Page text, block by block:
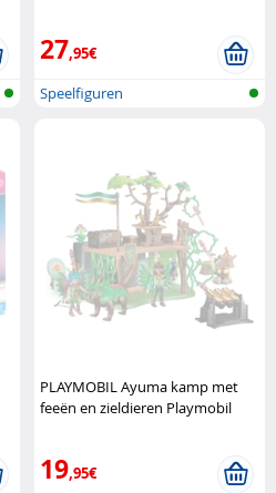
27,95€
Speelfiguren
PLAYMOBIL Ayuma kamp met
feeën en zieldieren Playmobil
19,95€